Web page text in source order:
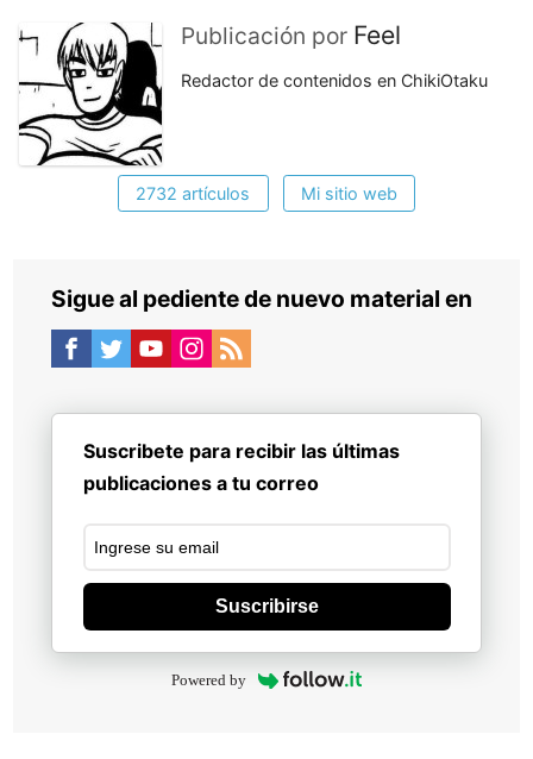
Publicación por Feel
Redactor de contenidos en ChikiOtaku
2732 artículos Mi sitio web
Sigue al pediente de nuevo material en
Suscribete para recibir las últimas
publicaciones a tu correo
Suscribirse
Powered by